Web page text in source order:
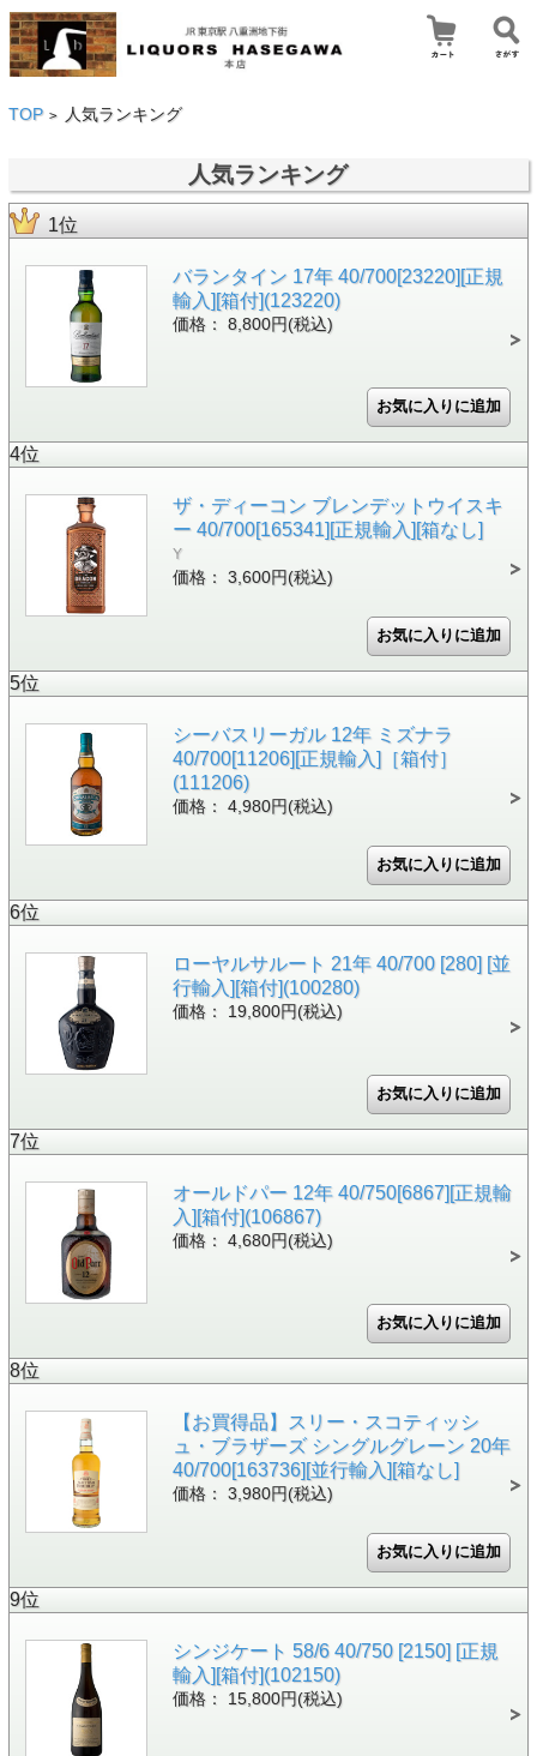
TOP > 人気ランキング
人気ランキング
1位
バランタイン 17年 40/700[23220][正規
輸入][箱付](123220)
価格： 8,800円(税込)
4位
ザ・ディーコン ブレンデットウイスキ
ー 40/700[165341][正規輸入][箱なし]
Y
価格： 3,600円(税込)
5位
シーバスリーガル 12年 ミズナラ
40/700[11206][正規輸入]［箱付］
(111206)
価格： 4,980円(税込)
6位
ローヤルサルート 21年 40/700 [280] [並
行輸入][箱付](100280)
価格： 19,800円(税込)
7位
オールドパー 12年 40/750[6867][正規輸
入][箱付](106867)
価格： 4,680円(税込)
8位
【お買得品】スリー・スコティッシ
ュ・ブラザーズ シングルグレーン 20年
40/700[163736][並行輸入][箱なし]
価格： 3,980円(税込)
9位
シンジケート 58/6 40/750 [2150] [正規
輸入][箱付](102150)
価格： 15,800円(税込)